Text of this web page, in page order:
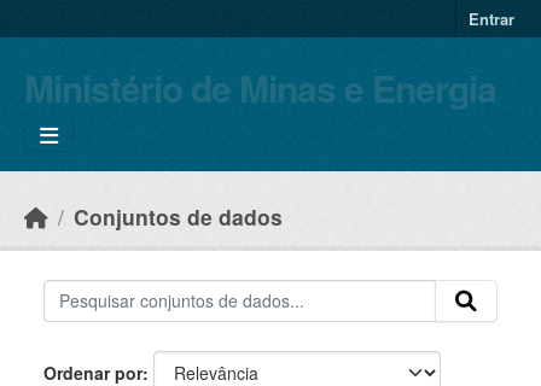
Entrar
Ministério de Minas e Energia
Conjuntos de dados
Ordenar por